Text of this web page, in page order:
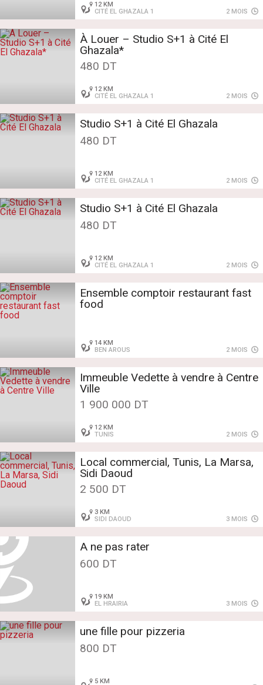
12 KM
CITÉ EL GHAZALA 1
2 MOIS
À Louer – Studio S+1 à Cité El
Ghazala*
480 DT
12 KM
CITÉ EL GHAZALA 1
2 MOIS
Studio S+1 à Cité El Ghazala
480 DT
12 KM
CITÉ EL GHAZALA 1
2 MOIS
Studio S+1 à Cité El Ghazala
480 DT
12 KM
CITÉ EL GHAZALA 1
2 MOIS
Ensemble comptoir restaurant fast
food
14 KM
BEN AROUS
2 MOIS
Immeuble Vedette à vendre à Centre
Ville
1 900 000 DT
12 KM
TUNIS
2 MOIS
Local commercial, Tunis, La Marsa,
Sidi Daoud
2 500 DT
3 KM
SIDI DAOUD
3 MOIS
A ne pas rater
600 DT
19 KM
EL HRAIRIA
3 MOIS
une fille pour pizzeria
800 DT
5 KM